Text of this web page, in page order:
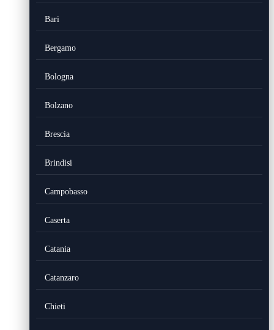
Bari
Bergamo
Bologna
Bolzano
Brescia
Brindisi
Campobasso
Caserta
Catania
Catanzaro
Chieti